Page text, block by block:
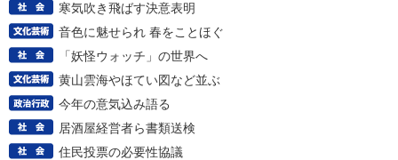
寒気吹き飛ばす決意表明
音色に魅せられ 春をことほぐ
「妖怪ウォッチ」の世界へ
黄山雲海やほてい図など並ぶ
今年の意気込み語る
居酒屋経営者ら書類送検
住民投票の必要性協議